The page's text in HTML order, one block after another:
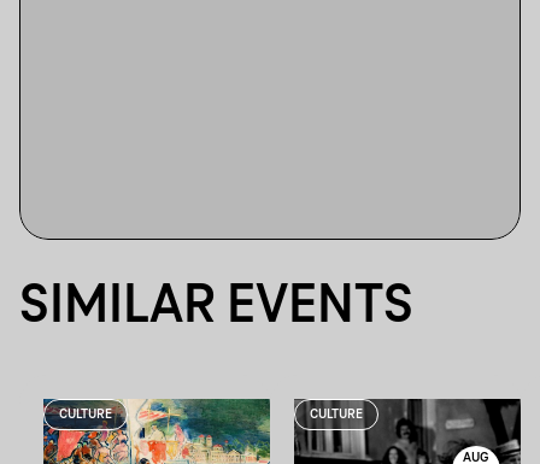
SIMILAR EVENTS
CULTURE CULTURE
AUG